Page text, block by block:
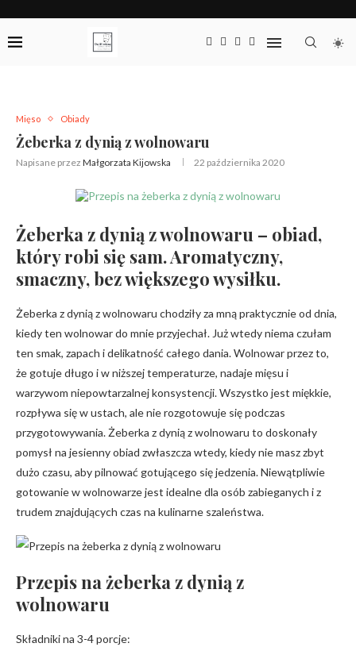
Mięso Obiady
Żeberka z dynią z wolnowaru
Napisane przez Małgorzata Kijowska 22 października 2020
Żeberka z dynią z wolnowaru – obiad,
który robi się sam. Aromatyczny,
smaczny, bez większego wysiłku.
Żeberka z dynią z wolnowaru chodziły za mną praktycznie od dnia,
kiedy ten wolnowar do mnie przyjechał. Już wtedy niema czułam
ten smak, zapach i delikatność całego dania. Wolnowar przez to,
że gotuje długo i w niższej temperaturze, nadaje mięsu i
warzywom niepowtarzalnej konsystencji. Wszystko jest miękkie,
rozpływa się w ustach, ale nie rozgotowuje się podczas
przygotowywania. Żeberka z dynią z wolnowaru to doskonały
pomysł na jesienny obiad zwłaszcza wtedy, kiedy nie masz zbyt
dużo czasu, aby pilnować gotującego się jedzenia. Niewątpliwie
gotowanie w wolnowarze jest idealne dla osób zabieganych i z
trudem znajdujących czas na kulinarne szaleństwa.
Przepis na żeberka z dynią z
wolnowaru
Składniki na 3-4 porcje: